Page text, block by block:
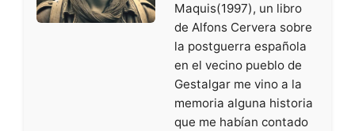
Maquis(1997), un libro
de Alfons Cervera sobre
la postguerra española
en el vecino pueblo de
Gestalgar me vino a la
memoria alguna historia
que me habían contado